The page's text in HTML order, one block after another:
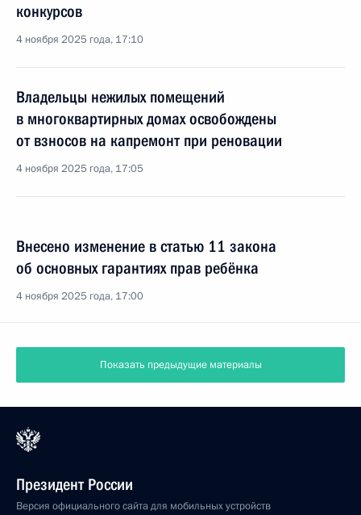
конкурсов
4 ноября 2025 года, 17:10
Владельцы нежилых помещений
в многоквартирных домах освобождены
от взносов на капремонт при реновации
4 ноября 2025 года, 17:05
Внесено изменение в статью 11 закона
об основных гарантиях прав ребёнка
4 ноября 2025 года, 17:00
Показать предыдущие материалы
Президент России
Версия официального сайта для мобильных устройств